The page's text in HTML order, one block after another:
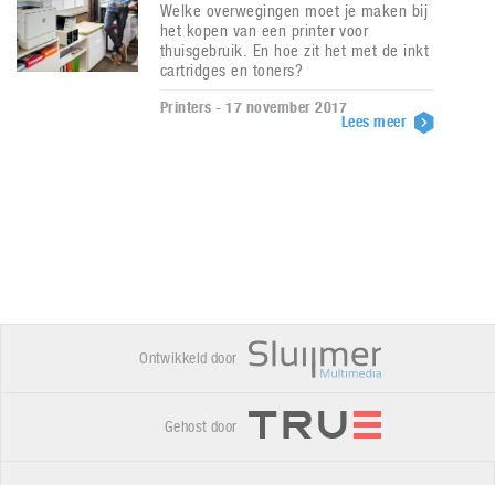
Welke overwegingen moet je maken bij
het kopen van een printer voor
thuisgebruik. En hoe zit het met de inkt
cartridges en toners?
Printers - 17 november 2017
Lees meer
Ontwikkeld door
Gehost door